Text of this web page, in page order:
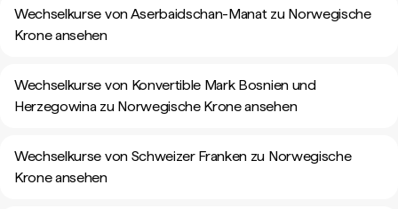
Wechselkurse von Aserbaidschan-Manat zu Norwegische
Krone ansehen
Wechselkurse von Konvertible Mark Bosnien und
Herzegowina zu Norwegische Krone ansehen
Wechselkurse von Schweizer Franken zu Norwegische
Krone ansehen